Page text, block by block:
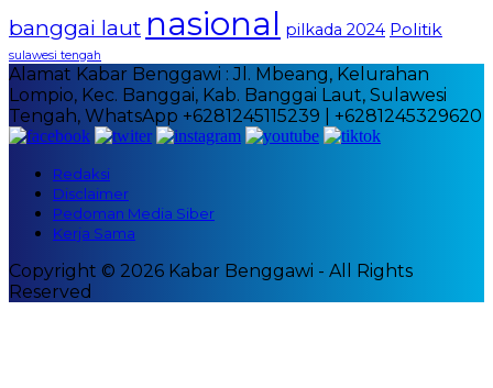
banggai laut nasional pilkada 2024 Politik
sulawesi tengah
Alamat Kabar Benggawi : Jl. Mbeang, Kelurahan
Lompio, Kec. Banggai, Kab. Banggai Laut, Sulawesi
Tengah, WhatsApp +6281245115239 | +6281245329620
Redaksi
Disclaimer
Pedoman Media Siber
Kerja Sama
Copyright © 2026 Kabar Benggawi - All Rights
Reserved